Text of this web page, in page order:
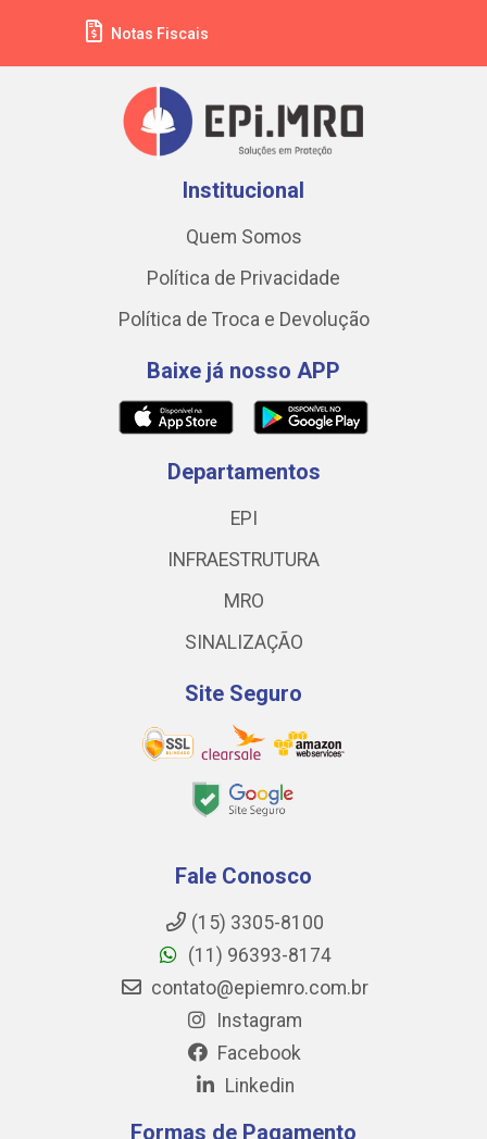
Notas Fiscais
Institucional
Quem Somos
Política de Privacidade
Política de Troca e Devolução
Baixe já nosso APP
Departamentos
EPI
INFRAESTRUTURA
MRO
SINALIZAÇÃO
Site Seguro
Fale Conosco
(15) 3305-8100
(11) 96393-8174
contato@epiemro.com.br
Instagram
Facebook
Linkedin
Formas de Pagamento